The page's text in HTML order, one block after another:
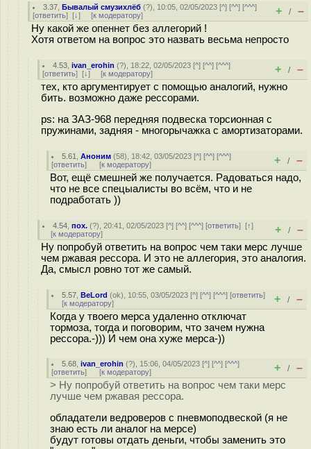
3.37 ,Бывалый смузихлёб (?), 10:05, 02/05/2023 [^] [^^] [^^^]
[ответить] [↓] [к модератору] + / –
Ну какой же опеннет без аллегорий !
Хотя ответом на вопрос это назвать весьма непросто
4.53 ,ivan_erohin (?), 18:22, 02/05/2023 [^] [^^] [^^^]
[ответить] [↓] [к модератору] + / –
тех, кто аргументирует с помощью аналогий, нужно
бить. возможно даже рессорами.
ps: на ЗАЗ-968 передняя подвеска торсионная с
пружинами, задняя - многорычажка с амортизаторами.
5.61 ,Аноним (58), 18:42, 03/05/2023 [^] [^^] [^^^]
[ответить] [к модератору] + / –
Вот, ещё смешней же получается. Радоваться надо,
что не все спецыалисты во всём, что и не
подработать ))
4.54 ,пох. (?), 20:41, 02/05/2023 [^] [^^] [^^^] [ответить][↑]
[к модератору] + / –
Ну попробуй ответить на вопрос чем таки мерс лучше
чем ржавая рессора. И это не аллегория, это аналогия.
Да, смысл ровно тот же самый.
5.57 ,BeLord (ok), 10:55, 03/05/2023 [^] [^^] [^^^] [ответить]
[к модератору] + / –
Когда у твоего мерса удаленно отключат
тормоза, тогда и поговорим, что зачем нужна
рессора.-))) И чем она хуже мерса-))
5.68 ,ivan_erohin (?), 15:06, 04/05/2023 [^] [^^] [^^^]
[ответить] [к модератору] + / –
> Ну попробуй ответить на вопрос чем таки мерс
лучше чем ржавая рессора.
обладатели ведроверов с пневмоподвеской (я не
знаю есть ли аналог на мерсе)
будут готовы отдать деньги, чтобы заменить это